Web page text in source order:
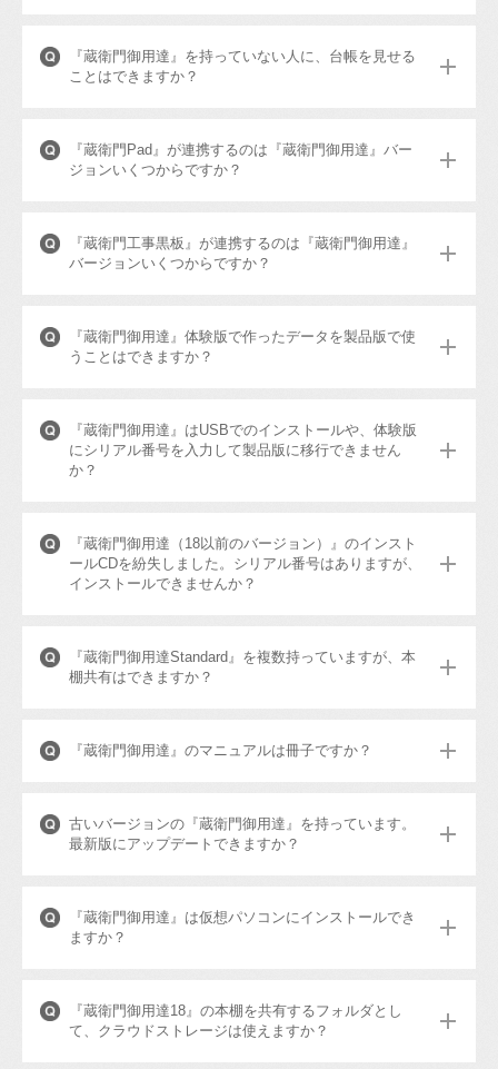
『蔵衛門御用達』を持っていない人に、台帳を見せる
ことはできますか？
『蔵衛門Pad』が連携するのは『蔵衛門御用達』バー
ジョンいくつからですか？
『蔵衛門工事黒板』が連携するのは『蔵衛門御用達』
バージョンいくつからですか？
『蔵衛門御用達』体験版で作ったデータを製品版で使
うことはできますか？
『蔵衛門御用達』はUSBでのインストールや、体験版
にシリアル番号を入力して製品版に移行できません
か？
『蔵衛門御用達（18以前のバージョン）』のインスト
ールCDを紛失しました。シリアル番号はありますが、
インストールできませんか？
『蔵衛門御用達Standard』を複数持っていますが、本
棚共有はできますか？
『蔵衛門御用達』のマニュアルは冊子ですか？
古いバージョンの『蔵衛門御用達』を持っています。
最新版にアップデートできますか？
『蔵衛門御用達』は仮想パソコンにインストールでき
ますか？
『蔵衛門御用達18』の本棚を共有するフォルダとし
て、クラウドストレージは使えますか？